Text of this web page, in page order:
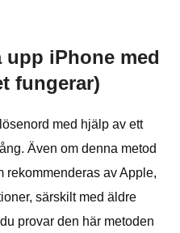
upp iPhone med
fungerar)
med hjälp av ett
Även om denna metod
rekommenderas av Apple,
särskilt med äldre
provar den här metoden